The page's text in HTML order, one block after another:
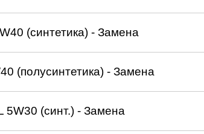
(синтетика) - Замена
(полусинтетика) - Замена
(синт.) - Замена